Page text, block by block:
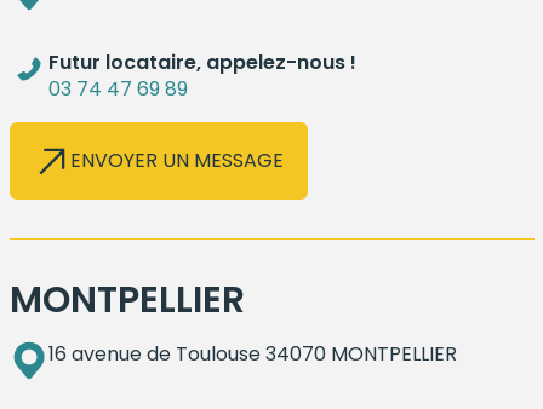
Futur locataire, appelez-nous !
03 74 47 69 89
ENVOYER UN MESSAGE
MONTPELLIER
16 avenue de Toulouse 34070 MONTPELLIER